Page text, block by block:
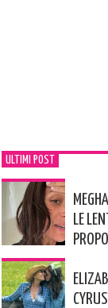
ULTIMI POST
LE